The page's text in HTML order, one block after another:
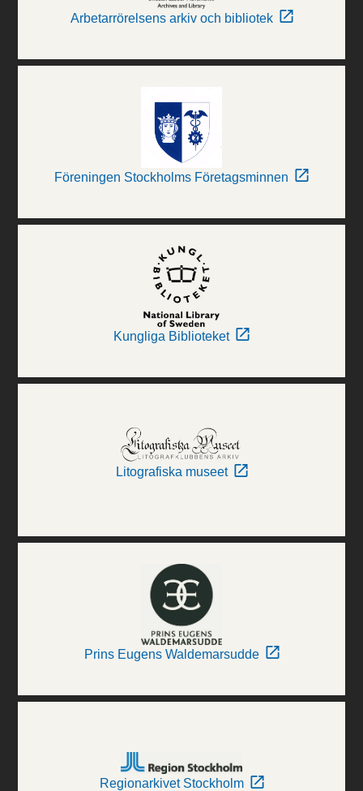
Arbetarrörelsens arkiv och bibliotek
Föreningen Stockholms Företagsminnen
Kungliga Biblioteket
Litografiska museet
Prins Eugens Waldemarsudde
Regionarkivet Stockholm